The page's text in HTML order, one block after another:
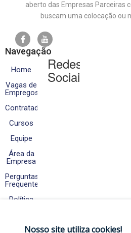
aberto das Empresas Parceiras
buscam uma colocação ou
Navegação
Home
Vagas de
Empregos
Contratados
Cursos
Equipe
Área da
Empresa
Perguntas
Frequentes
Política
Privacidade
Redes
Sociais
Nosso site utiliza cookies!